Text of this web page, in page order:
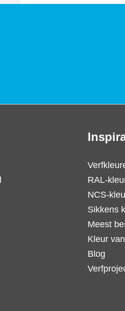
RAL-
NCS-
Sikkens
Meest
Kleur
Blog